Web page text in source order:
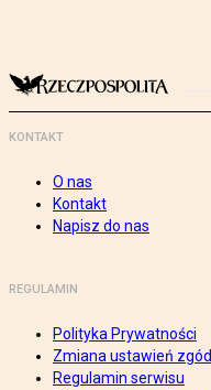
KONTAKT
O nas
Kontakt
Napisz do nas
REGULAMIN
Polityka Prywatności
Zmiana ustawień zgód
Regulamin serwisu